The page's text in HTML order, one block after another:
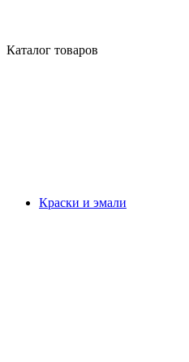
Каталог товаров
Краски и эмали